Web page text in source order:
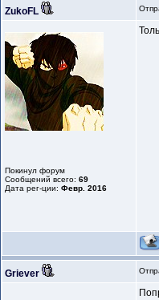
ZukoFL
Покинул форум
Сообщений всего: 69
Дата рег-ции: Февр. 2016
Griever